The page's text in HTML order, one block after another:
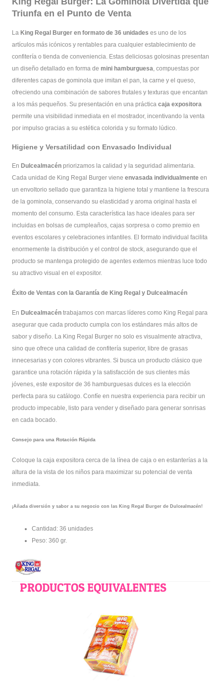
Triunfa en el Punto de Venta
LaKing Regal Burger en formato de 36 unidades es uno de los
artículos más icónicos y rentables para cualquier establecimiento de
confitería o tienda de conveniencia. Estas deliciosas golosinas presentan
un diseño detallado en forma de mini hamburguesa , compuestas por
diferentes capas de gominola que imitan el pan, la carne y el queso,
ofreciendo una combinación de sabores frutales y texturas que encantan
a los más pequeños. Su presentación en una prácticacaja expositora
permite una visibilidad inmediata en el mostrador, incentivando la venta
por impulso gracias a su estética colorida y su formato lúdico.
Higiene y Versatilidad con Envasado Individual
EnDulcealmacén priorizamos la calidad y la seguridad alimentaria.
Cada unidad de King Regal Burger vieneenvasada individualmente en
un envoltorio sellado que garantiza la higiene total y mantiene la frescura
de la gominola, conservando su elasticidad y aroma original hasta el
momento del consumo. Esta característica las hace ideales para ser
incluidas en bolsas de cumpleaños, cajas sorpresa o como premio en
eventos escolares y celebraciones infantiles. El formato individual facilita
enormemente la distribución y el control de stock, asegurando que el
producto se mantenga protegido de agentes externos mientras luce todo
su atractivo visual en el expositor.
Éxito de Ventas con la Garantía de King Regal y Dulcealmacén
EnDulcealmacén trabajamos con marcas líderes como King Regal para
asegurar que cada producto cumpla con los estándares más altos de
sabor y diseño. La King Regal Burger no solo es visualmente atractiva,
sino que ofrece una calidad de confitería superior, libre de grasas
innecesarias y con colores vibrantes. Si busca un producto clásico que
garantice una rotación rápida y la satisfacción de sus clientes más
jóvenes, este expositor de 36 hamburguesas dulces es la elección
perfecta para su catálogo. Confíe en nuestra experiencia para recibir un
producto impecable, listo para vender y diseñado para generar sonrisas
en cada bocado.
Consejo para una Rotación Rápida
Coloque la caja expositora cerca de la línea de caja o en estanterías a la
altura de la vista de los niños para maximizar su potencial de venta
inmediata.
¡Añada diversión y sabor a su negocio con las King Regal Burger de Dulcealmacén!
Cantidad: 36 unidades
Peso: 360 gr.
PRODUCTOS EQUIVALENTES